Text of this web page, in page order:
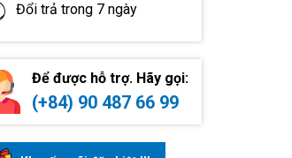
Đổi trả trong 7 ngày
Để được hỗ trợ. Hãy gọi:
(+84) 90 487 66 99